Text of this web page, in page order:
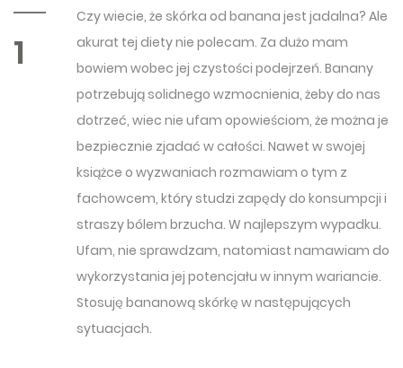
1
Czy wiecie, że skórka od banana jest jadalna? Ale
akurat tej diety nie polecam. Za dużo mam
bowiem wobec jej czystości podejrzeń. Banany
potrzebują solidnego wzmocnienia, żeby do nas
dotrzeć, wiec nie ufam opowieściom, że można je
bezpiecznie zjadać w całości. Nawet w swojej
książce o wyzwaniach rozmawiam o tym z
fachowcem, który studzi zapędy do konsumpcji i
straszy bólem brzucha. W najlepszym wypadku.
Ufam, nie sprawdzam, natomiast namawiam do
wykorzystania jej potencjału w innym wariancie.
Stosuję bananową skórkę w następujących
sytuacjach.